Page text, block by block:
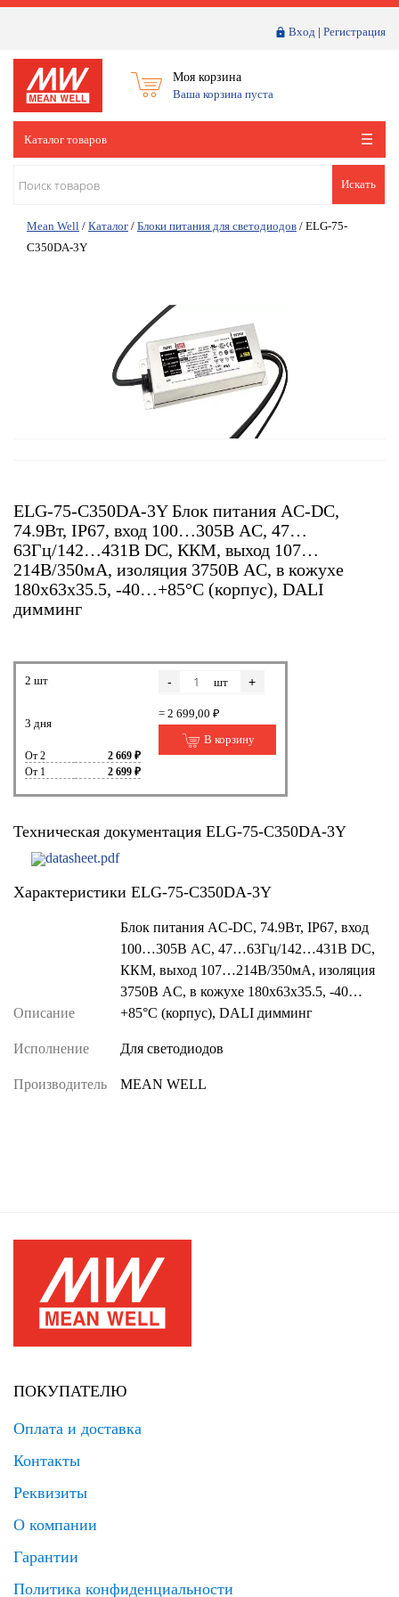
Вход | Регистрация
Моя корзина
Ваша корзина пуста
Каталог товаров
Искать
Mean Well / Каталог / Блоки питания для светодиодов / ELG-75-
C350DA-3Y
ELG-75-C350DA-3Y Блок питания AC-DC,
74.9Вт, IP67, вход 100…305В AC, 47…
63Гц/142…431В DC, ККМ, выход 107…
214В/350мА, изоляция 3750В AC, в кожухе
180х63х35.5, -40…+85°С (корпус), DALI
димминг
2 шт
3 дня
От 2
2 669 ₽
От 1
2 699 ₽
- шт +
= 2 699,00 ₽
В корзину
Техническая документация ELG-75-C350DA-3Y
datasheet.pdf
Характеристики ELG-75-C350DA-3Y
Описание
Блок питания AC-DC, 74.9Вт, IP67, вход
100…305В AC, 47…63Гц/142…431В DC,
ККМ, выход 107…214В/350мА, изоляция
3750В AC, в кожухе 180х63х35.5, -40…
+85°С (корпус), DALI димминг
Исполнение Для светодиодов
Производитель MEAN WELL
ПОКУПАТЕЛЮ
Оплата и доставка
Контакты
Реквизиты
О компании
Гарантии
Политика конфиденциальности